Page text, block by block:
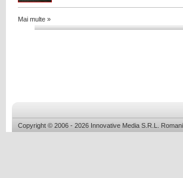
Mai multe »
Copyright © 2006 - 2026 Innovative Media S.R.L.